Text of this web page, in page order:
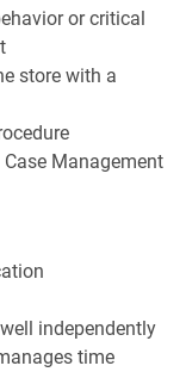
or critical
store with a
Management
independently
time